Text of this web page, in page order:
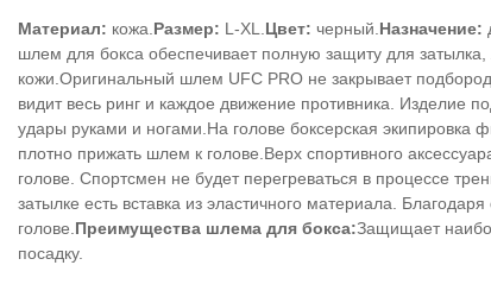
Материал: кожа. Размер: L-XL. Цвет: черный. Назначение:
шлем для бокса обеспечивает полную защиту для
кожи.Оригинальный шлем UFC PRO не закрывает
видит весь ринг и каждое движение противника. Изделие
удары руками и ногами.На голове боксерская
плотно прижать шлем к голове.Верх спортивного
голове. Спортсмен не будет перегреваться в процессе
затылке есть вставка из эластичного материала.
голове. Преимущества шлема для бокса:Защищает
посадку.